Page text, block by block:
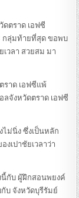
ตราด เอฟซี
กลุ่มท้ายที่สุด ขอพบ
วลา สวยสม มา
ราด เอฟซีแพ้
จังหวัดตราด เอฟซี
ม่นิ่ง ซึ่งเป็นหลัก
เปาชัยเวลาว่า
นี้กับ ผู้ฝึกสอนพยงค์
บ จังหวัดบุรีรัมย์